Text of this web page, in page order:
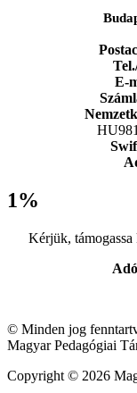
E-
1%
Kérjük, támogassa
© Minden jog
Magyar Pedagógiai
Copyright © 2026